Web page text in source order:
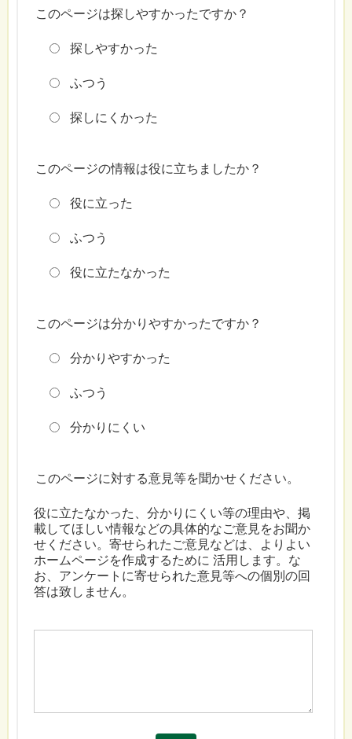
このページは探しやすかったですか？
探しやすかった
ふつう
探しにくかった
このページの情報は役に立ちましたか？
役に立った
ふつう
役に立たなかった
このページは分かりやすかったですか？
分かりやすかった
ふつう
分かりにくい
このページに対する意見等を聞かせください。
役に立たなかった、分かりにくい等の理由や、掲
載してほしい情報などの具体的なご意見をお聞か
せください。寄せられたご意見などは、よりよい
ホームページを作成するために 活用します。な
お、アンケートに寄せられた意見等への個別の回
答は致しません。